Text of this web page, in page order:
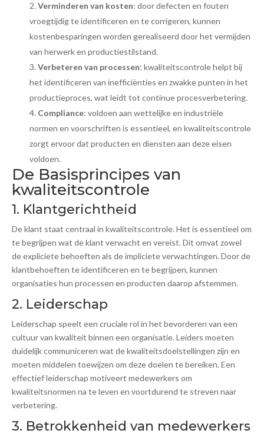
Verminderen van kosten: door defecten en fouten
vroegtijdig te identificeren en te corrigeren, kunnen
kostenbesparingen worden gerealiseerd door het vermijden
van herwerk en productiestilstand.
Verbeteren van processen: kwaliteitscontrole helpt bij
het identificeren van inefficiënties en zwakke punten in het
productieproces, wat leidt tot continue procesverbetering.
Compliance: voldoen aan wettelijke en industriële
normen en voorschriften is essentieel, en kwaliteitscontrole
zorgt ervoor dat producten en diensten aan deze eisen
voldoen.
De Basisprincipes van
kwaliteitscontrole
1. Klantgerichtheid
De klant staat centraal in kwaliteitscontrole. Het is essentieel om
te begrijpen wat de klant verwacht en vereist. Dit omvat zowel
de expliciete behoeften als de impliciete verwachtingen. Door de
klantbehoeften te identificeren en te begrijpen, kunnen
organisaties hun processen en producten daarop afstemmen.
2. Leiderschap
Leiderschap speelt een cruciale rol in het bevorderen van een
cultuur van kwaliteit binnen een organisatie. Leiders moeten
duidelijk communiceren wat de kwaliteitsdoelstellingen zijn en
moeten middelen toewijzen om deze doelen te bereiken. Een
effectief leiderschap motiveert medewerkers om
kwaliteitsnormen na te leven en voortdurend te streven naar
verbetering.
3. Betrokkenheid van medewerkers